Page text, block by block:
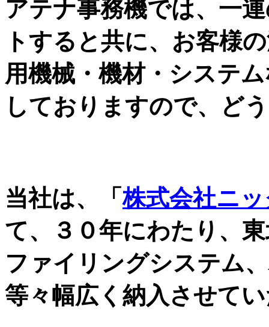
アテナ事務機では、一
トすると共に、お客様
用機械・機材・システ
しておりますので、ど
当社は、「株式会社ニ
て、３０年にわたり、
ファイリングシステム
等々幅広く納入させて